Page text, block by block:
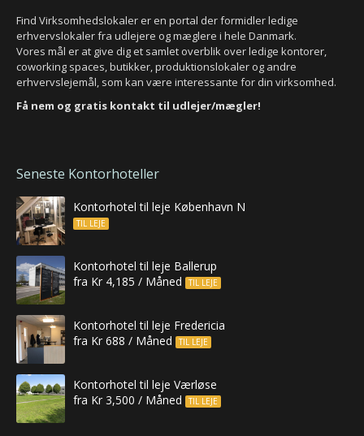
Find Virksomhedslokaler er en portal der formidler ledige
erhvervslokaler fra udlejere og mæglere i hele Danmark.
Vores mål er at give dig et samlet overblik over ledige kontorer,
coworking spaces, butikker, produktionslokaler og andre
erhvervslejemål, som kan være interessante for din virksomhed.
Få nem og gratis kontakt til udlejer/mægler!
Seneste Kontorhoteller
Kontorhotel til leje København N
TIL LEJE
Kontorhotel til leje Ballerup
fra Kr 4,185 / Måned
TIL LEJE
Kontorhotel til leje Fredericia
fra Kr 688 / Måned
TIL LEJE
Kontorhotel til leje Værløse
fra Kr 3,500 / Måned
TIL LEJE